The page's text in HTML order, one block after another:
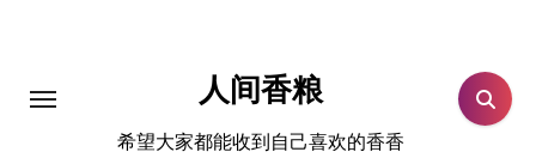
人间香粮
希望大家都能收到自己喜欢的香香